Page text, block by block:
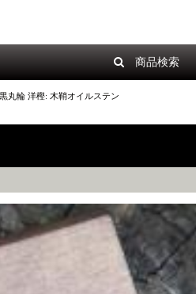
商品検索
丸輪 洋樫: 木鞘オイルステン